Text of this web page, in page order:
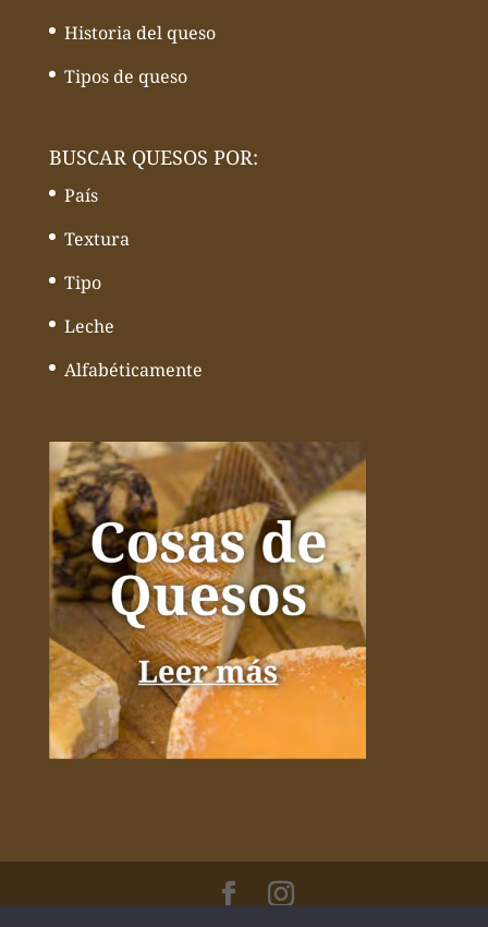
Historia del queso
Tipos de queso
BUSCAR QUESOS POR:
País
Textura
Tipo
Leche
Alfabéticamente